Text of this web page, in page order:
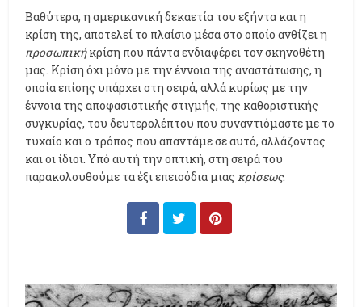
Βαθύτερα, η αμερικανική δεκαετία του εξήντα και η
κρίση της, αποτελεί το πλαίσιο μέσα στο οποίο ανθίζει η
προσωπικήκρίση που πάντα ενδιαφέρει τον σκηνοθέτη
μας. Κρίση όχι μόνο με την έννοια της αναστάτωσης, η
οποία επίσης υπάρχει στη σειρά, αλλά κυρίως με την
έννοια της αποφασιστικής στιγμής, της καθοριστικής
συγκυρίας, του δευτερολέπτου που συναντιόμαστε με το
τυχαίο και ο τρόπος που απαντάμε σε αυτό, αλλάζοντας
και οι ίδιοι. Υπό αυτή την οπτική, στη σειρά του
παρακολουθούμε τα έξι επεισόδια μιαςκρίσεως.